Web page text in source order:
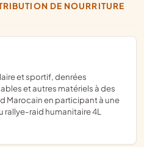
et autres matériels à des
Marocain en participant à une
raid humanitaire 4L